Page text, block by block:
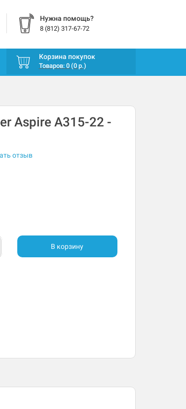
Нужна помощь?
8 (812) 317-67-72
Корзина покупок
Товаров: 0 (0 р.)
Aspire A315-22 -
отзыв
В корзину